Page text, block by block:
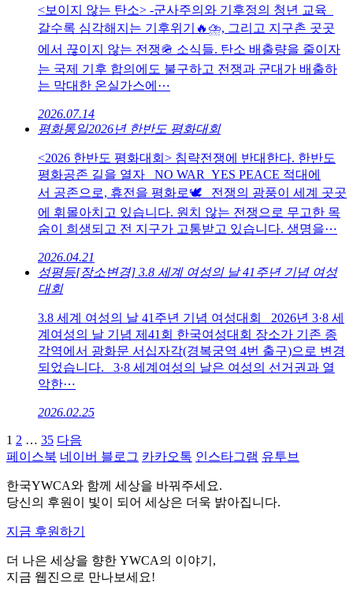
<보이지 않는 탄소> -군사주의와 기후정의 청년 교육
갈수록 심각해지는 기후위기🔥⛈, 그리고 지구촌 곳곳
에서 끊이지 않는 전쟁🪖 소식들. 탄소 배출량을 줄이자
는 국제 기후 합의에도 불구하고 전쟁과 군대가 배출하
는 막대한 온실가스에⋯
2026.07.14
평화통일2026년 한반도 평화대회
<2026 한반도 평화대회> 침략전쟁에 반대한다. 한반도
평화공존 길을 열자 NO WAR YES PEACE 적대에
서 공존으로, 휴전을 평화로🕊️ 전쟁의 광풍이 세계 곳곳
에 휘몰아치고 있습니다. 원치 않는 전쟁으로 무고한 목
숨이 희생되고 전 지구가 고통받고 있습니다. 생명을⋯
2026.04.21
성평등[장소변경] 3.8 세계 여성의 날 41주년 기념 여성
대회
3.8 세계 여성의 날 41주년 기념 여성대회 2026년 3·8 세
계여성의 날 기념 제41회 한국여성대회 장소가 기존 종
각역에서 광화문 서십자각(경복궁역 4번 출구)으로 변경
되었습니다. 3·8 세계여성의 날은 여성의 선거권과 열
악한⋯
2026.02.25
1 2 … 35 다음
페이스북 네이버 블로그 카카오톡 인스타그램 유투브
한국YWCA와 함께 세상을 바꿔주세요.
당신의 후원이 빛이 되어 세상은 더욱 밝아집니다.
지금 후원하기
더 나은 세상을 향한 YWCA의 이야기,
지금 웹진으로 만나보세요!